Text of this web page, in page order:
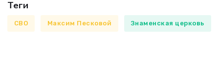
Теги
СВО Максим Песковой Знаменская церковь